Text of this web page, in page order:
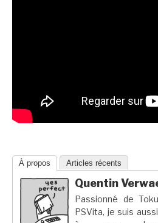
À propos Articles récents
Quentin
Passionné de
PSVita, je suis